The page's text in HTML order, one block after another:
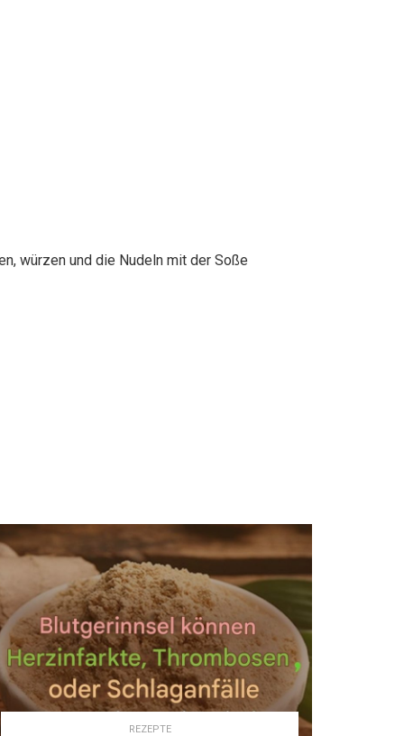
würzen und die Nudeln mit der Soße
REZEPTE